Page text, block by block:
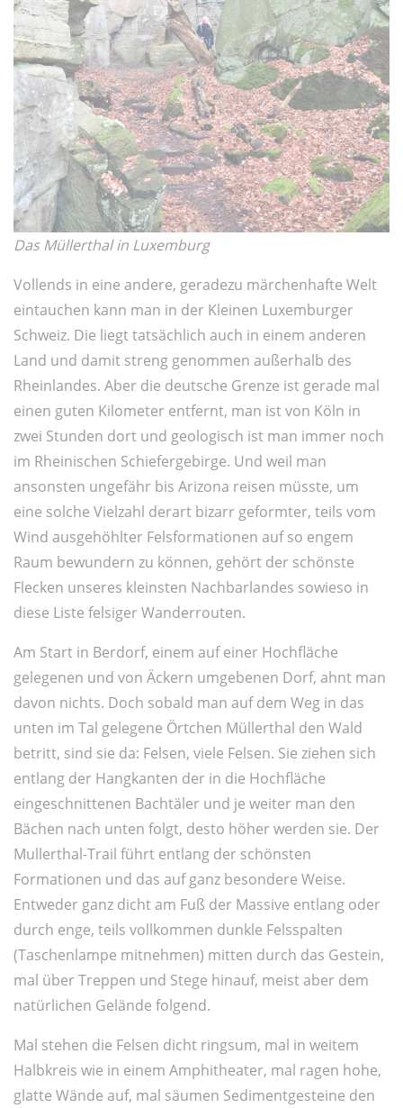
Das Müllerthal in Luxemburg
Vollends in eine andere, geradezu märchenhafte Welt
eintauchen kann man in der Kleinen Luxemburger
Schweiz. Die liegt tatsächlich auch in einem anderen
Land und damit streng genommen außerhalb des
Rheinlandes. Aber die deutsche Grenze ist gerade mal
einen guten Kilometer entfernt, man ist von Köln in
zwei Stunden dort und geologisch ist man immer noch
im Rheinischen Schiefergebirge. Und weil man
ansonsten ungefähr bis Arizona reisen müsste, um
eine solche Vielzahl derart bizarr geformter, teils vom
Wind ausgehöhlter Felsformationen auf so engem
Raum bewundern zu können, gehört der schönste
Flecken unseres kleinsten Nachbarlandes sowieso in
diese Liste felsiger Wanderrouten.
Am Start in Berdorf, einem auf einer Hochfläche
gelegenen und von Äckern umgebenen Dorf, ahnt man
davon nichts. Doch sobald man auf dem Weg in das
unten im Tal gelegene Örtchen Müllerthal den Wald
betritt, sind sie da: Felsen, viele Felsen. Sie ziehen sich
entlang der Hangkanten der in die Hochfläche
eingeschnittenen Bachtäler und je weiter man den
Bächen nach unten folgt, desto höher werden sie. Der
Mullerthal-Trail führt entlang der schönsten
Formationen und das auf ganz besondere Weise.
Entweder ganz dicht am Fuß der Massive entlang oder
durch enge, teils vollkommen dunkle Felsspalten
(Taschenlampe mitnehmen) mitten durch das Gestein,
mal über Treppen und Stege hinauf, meist aber dem
natürlichen Gelände folgend.
Mal stehen die Felsen dicht ringsum, mal in weitem
Halbkreis wie in einem Amphitheater, mal ragen hohe,
glatte Wände auf, mal säumen Sedimentgesteine den